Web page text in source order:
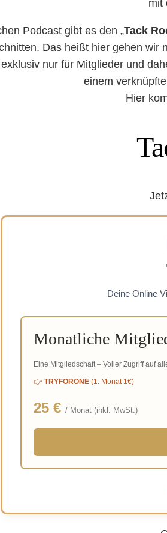
mit
Podcast gibt es den „Tack
Das heißt hier gehen wir
exklusiv nur für Mitglieder und
einem
Hier
Deine Online
Monatliche
Eine Mitgliedschaft – Voller Zugriff auf
👉 TRYFORONE (1. Monat 1€)
25 € / Monat (inkl. MwSt.)